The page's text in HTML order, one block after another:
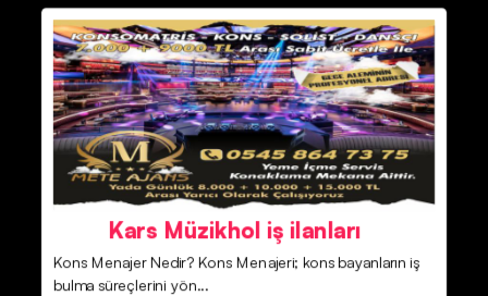
Kars Müzikhol iş ilanları
Kons Menajer Nedir? Kons Menajeri; kons bayanların iş
bulma süreçlerini yön...